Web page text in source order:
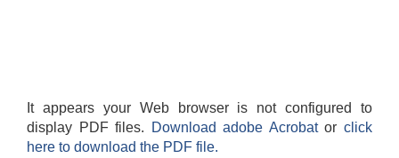
It appears your Web browser is not configured to
display PDF files.
Download adobe Acrobatorclick
here to download the PDF file.